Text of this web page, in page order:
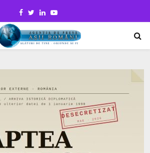
Facebook
TwitterLinkedinYoutube